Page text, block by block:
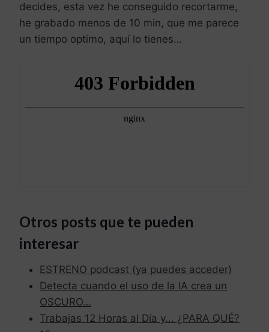
decides, esta vez he conseguido recortarme,
he grabado menos de 10 min, que me parece
un tiempo optimo, aquí lo tienes…
Otros posts que te pueden
interesar
ESTRENO podcast (ya puedes acceder)
Detecta cuando el uso de la IA crea un
OSCURO…
Trabajas 12 Horas al Día y... ¿PARA QUÉ?